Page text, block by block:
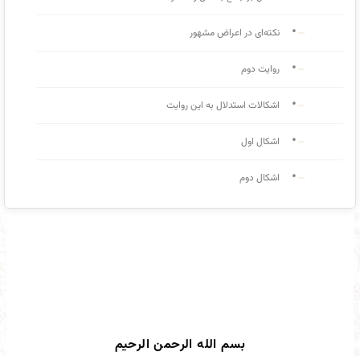
نکته‌ای در اعراض مشهور
روایت دوم
اشکالات استدلال به این روایت
اشکال اول
اشکال دوم
بسم الله الرحمن الرحیم